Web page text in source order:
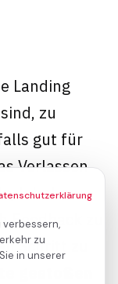
Landing
zu
gut für
Verlassen
lohnt es
zu
Schritt zu
gestoßen
verbessern,
zu
in unserer